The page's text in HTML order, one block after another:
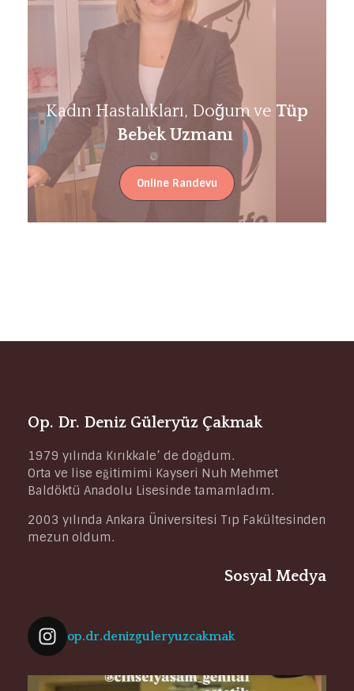
Kadın Hastalıkları, Doğum ve Tüp
Bebek Uzmanı
Online Randevu
Op. Dr. Deniz Güleryüz Çakmak
1979 yılında Kırıkkale’ de doğdum.
Orta ve lise eğitimimi Kayseri Nuh Mehmet
Baldöktü Anadolu Lisesinde tamamladım.
2003 yılında Ankara Üniversitesi Tıp Fakültesinden
mezun oldum.
Sosyal Medya
op.dr.denizguleryuzcakmak